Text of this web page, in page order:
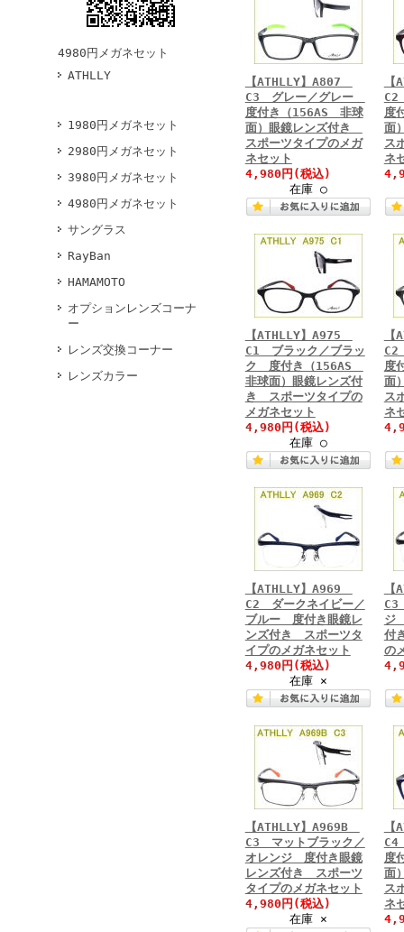
4980円メガネセット
ATHLLY
1980円メガネセット
2980円メガネセット
3980円メガネセット
4980円メガネセット
サングラス
RayBan
HAMAMOTO
オプションレンズコーナ
ー
レンズ交換コーナー
レンズカラー
【ATHLLY】A807
C3 グレー／グレー
度付き（156AS 非球
面）眼鏡レンズ付き
スポーツタイプのメガ
ネセット
4,980円 (税込)
在庫 ○
度
面
ス
ネ
【ATHLLY】A975
C1 ブラック／ブラッ
ク 度付き（156AS
非球面）眼鏡レンズ付
き スポーツタイプの
メガネセット
4,980円 (税込)
在庫 ○
度
面
ス
ネ
【ATHLLY】A969
C2 ダークネイビー／
ブルー 度付き眼鏡レ
ンズ付き スポーツタ
イプのメガネセット
4,980円 (税込)
在庫 ×
C3
ジ
付
の
【ATHLLY】A969B
C3 マットブラック／
オレンジ 度付き眼鏡
レンズ付き スポーツ
タイプのメガネセット
4,980円 (税込)
在庫 ×
度
面
ス
ネ